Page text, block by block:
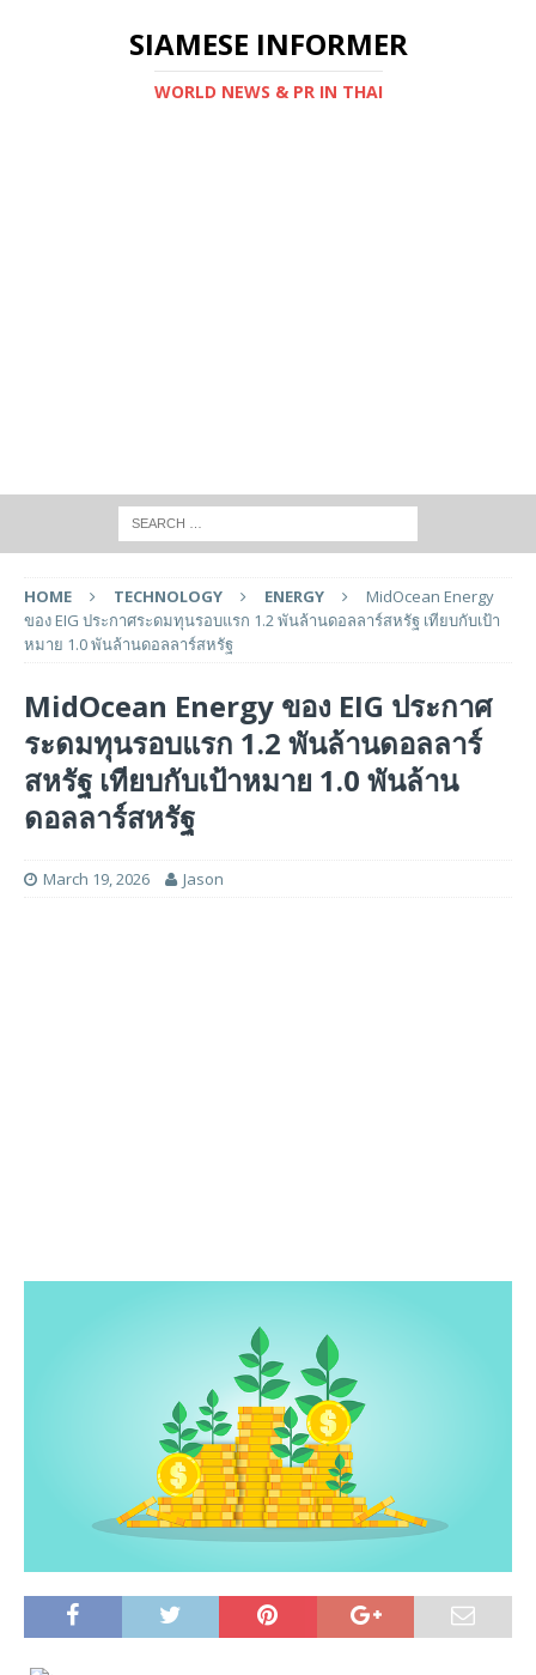
SIAMESE INFORMER
WORLD NEWS & PR IN THAI
HOME TECHNOLOGY ENERGY
MidOcean Energy
ของ EIG ประกาศระดมทุนรอบแรก 1.2 พันล้านดอลลาร์สหรัฐ เทียบกับเป้า
หมาย 1.0 พันล้านดอลลาร์สหรัฐ
MidOcean Energy ของ EIG ประกาศ
ระดมทุนรอบแรก 1.2 พันล้านดอลลาร์
สหรัฐ เทียบกับเป้าหมาย 1.0 พันล้าน
ดอลลาร์สหรัฐ
March 19, 2026 Jason